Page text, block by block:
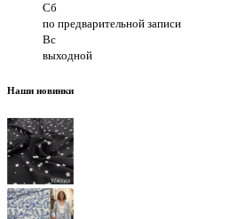
Сб
по предварительной записи
Вс
выходной
Наши новинки